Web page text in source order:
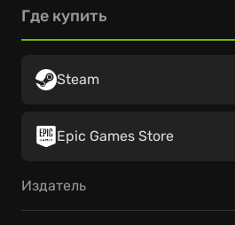
Где купить
Steam
Epic Games Store
Издатель